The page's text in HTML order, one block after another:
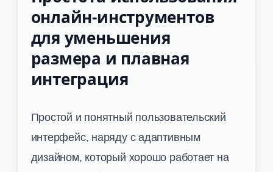
онлайн-инструментов
для уменьшения
размера и плавная
интеграция
Простой и понятный пользовательский
интерфейс, наряду с адаптивным
дизайном, который хорошо работает на